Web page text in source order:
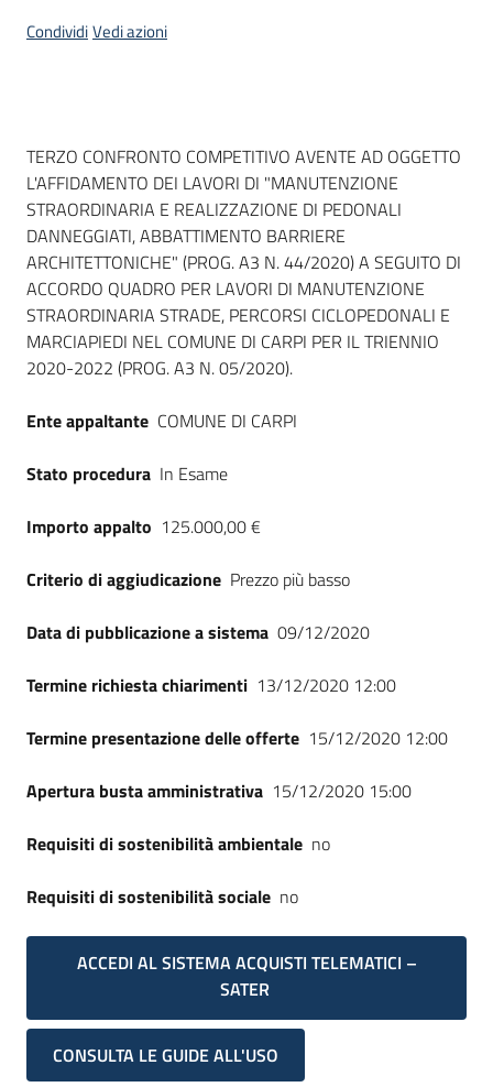
CondividiVedi azioni
Dati del bando
TERZO CONFRONTO COMPETITIVO AVENTE AD OGGETTO
L'AFFIDAMENTO DEI LAVORI DI "MANUTENZIONE
STRAORDINARIA E REALIZZAZIONE DI PEDONALI
DANNEGGIATI, ABBATTIMENTO BARRIERE
ARCHITETTONICHE" (PROG. A3 N. 44/2020) A SEGUITO DI
ACCORDO QUADRO PER LAVORI DI MANUTENZIONE
STRAORDINARIA STRADE, PERCORSI CICLOPEDONALI E
MARCIAPIEDI NEL COMUNE DI CARPI PER IL TRIENNIO
2020-2022 (PROG. A3 N. 05/2020).
Ente appaltante COMUNE DI CARPI
Stato procedura In Esame
Importo appalto 125.000,00 €
Criterio di aggiudicazione Prezzo più basso
Data di pubblicazione a sistema 09/12/2020
Termine richiesta chiarimenti 13/12/2020 12:00
Termine presentazione delle offerte 15/12/2020 12:00
Apertura busta amministrativa 15/12/2020 15:00
Requisiti di sostenibilità ambientale no
Requisiti di sostenibilità sociale no
ACCEDI AL SISTEMA ACQUISTI TELEMATICI –
SATER
CONSULTA LE GUIDE ALL'USO